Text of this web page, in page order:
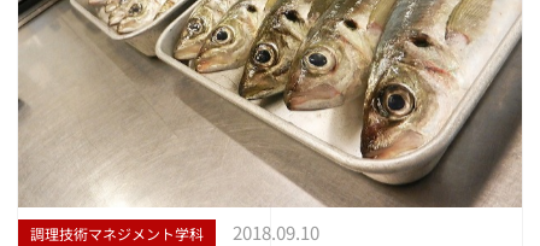
調理技術マネジメント学科 2018.09.10